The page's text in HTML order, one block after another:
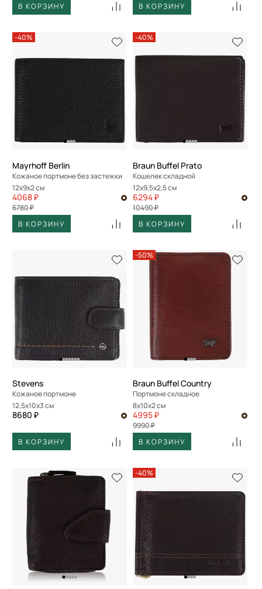
В КОРЗИНУ
В КОРЗИНУ
-40%
Mayrhoff Berlin
Кожаное портмоне без застежки
12x9x2 см
4068 ₽
6780 ₽
В КОРЗИНУ
-40%
Braun Buffel Prato
Кошелек складной
12x9,5x2,5 см
6294 ₽
10490 ₽
В КОРЗИНУ
Stevens
Кожаное портмоне
12,5x10x3 см
8680 ₽
В КОРЗИНУ
-50%
Braun Buffel Country
Портмоне складное
8x10x2 см
4995 ₽
9990 ₽
В КОРЗИНУ
-40%